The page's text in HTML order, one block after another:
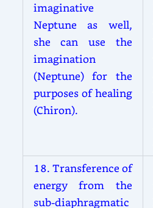
imaginative
Neptune as well,
she can use the
imagination
(Neptune) for the
purposes of healing
(Chiron).
18. Transference of
energy from the
sub-diaphragmatic